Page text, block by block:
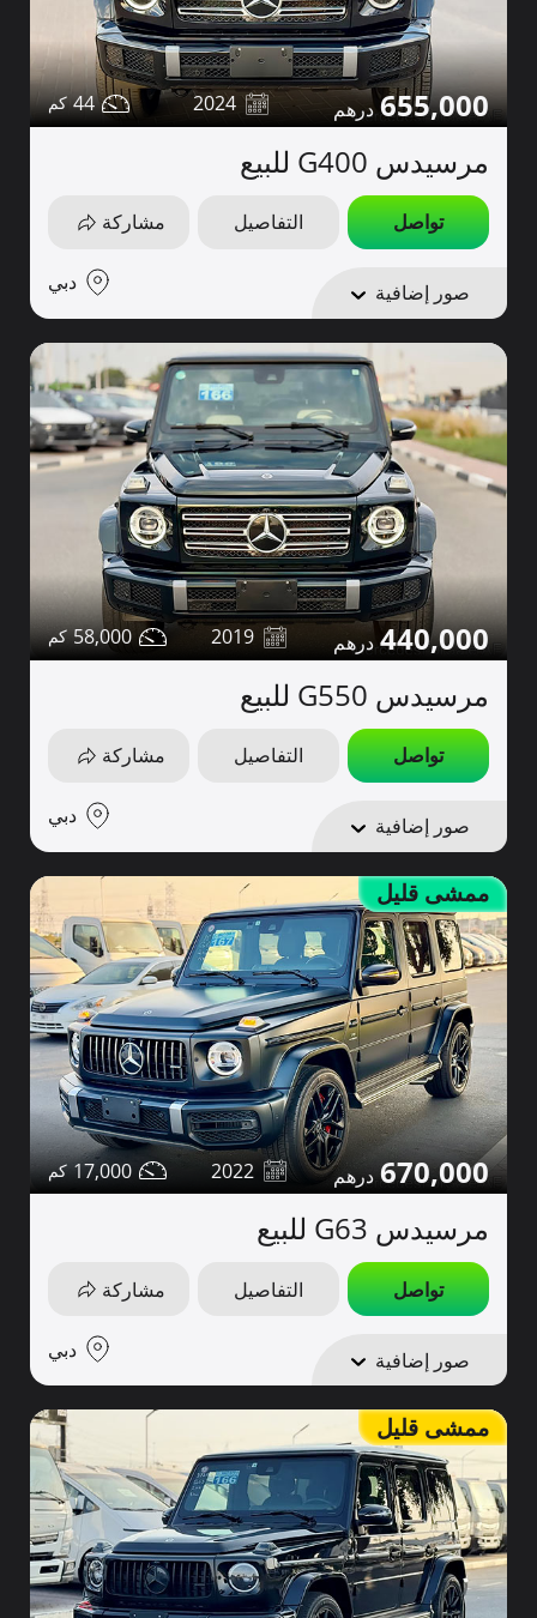
655,000
2024
44
مرسيدس G400 للبيع
تواصل التفاصيل مشاركة
صور إضافية دبي
440,000
2019
58,000
مرسيدس G550 للبيع
تواصل التفاصيل مشاركة
صور إضافية دبي
ممشى قليل
670,000
2022
17,000
مرسيدس G63 للبيع
تواصل التفاصيل مشاركة
صور إضافية دبي
ممشى قليل